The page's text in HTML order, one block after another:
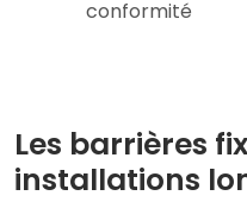
conformité
Les barrières
installations